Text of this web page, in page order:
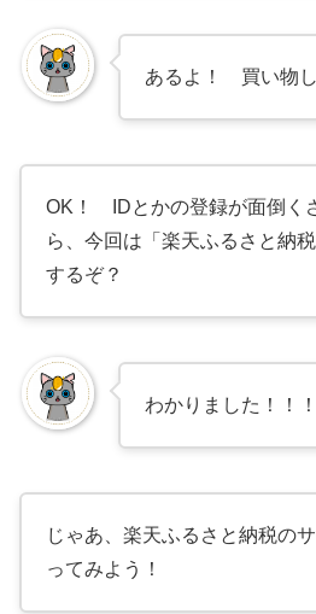
あるよ！ 買い物し
OK！ IDとかの登録が面倒く
ら、今回は「楽天ふるさと納
するぞ？
わかりました！！！
じゃあ、楽天ふるさと納税の
ってみよう！